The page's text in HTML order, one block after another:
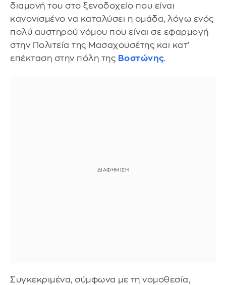
διαμονή του στο ξενοδοχείο που είναι
κανονισμένο να καταλύσει η ομάδα, λόγω ενός
πολύ αυστηρού νόμου που είναι σε εφαρμογή
στην Πολιτεία της Μασαχουσέτης και κατ'
επέκταση στην πόλη της Βοστώνης.
Συγκεκριμένα, σύμφωνα με τη νομοθεσία,